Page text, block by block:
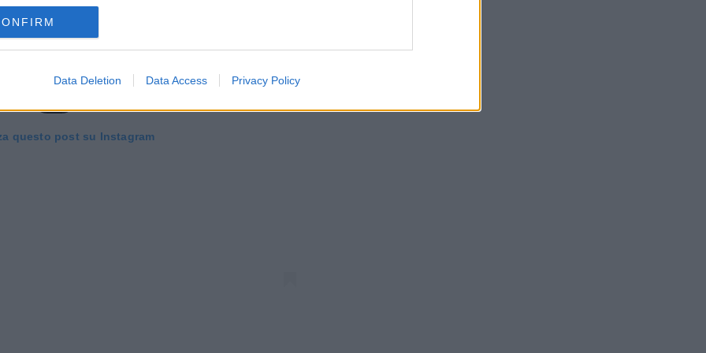
Data Deletion Data Access Privacy Policy
questo post su Instagram